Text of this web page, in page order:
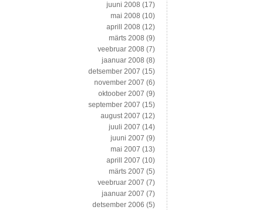
juuni 2008 (17)
mai 2008 (10)
aprill 2008 (12)
märts 2008 (9)
veebruar 2008 (7)
jaanuar 2008 (8)
detsember 2007 (15)
november 2007 (6)
oktoober 2007 (9)
september 2007 (15)
august 2007 (12)
juuli 2007 (14)
juuni 2007 (9)
mai 2007 (13)
aprill 2007 (10)
märts 2007 (5)
veebruar 2007 (7)
jaanuar 2007 (7)
detsember 2006 (5)